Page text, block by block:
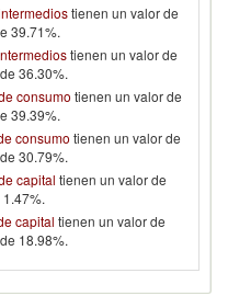
tienen un valor de
39.71%.
tienen un valor de
36.30%.
consumo tienen un valor de
39.39%.
consumo tienen un valor de
30.79%.
capital tienen un valor de
capital tienen un valor de
18.98%.